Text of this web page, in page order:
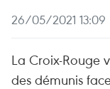
26/05/2021 13:09
La Croix-Rouge
des démunis